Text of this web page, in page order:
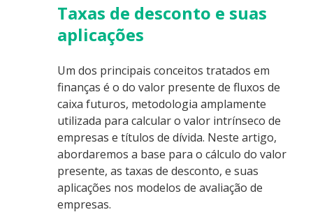
Taxas de desconto e suas
aplicações
Um dos principais conceitos tratados em
finanças é o do valor presente de fluxos de
caixa futuros, metodologia amplamente
utilizada para calcular o valor intrínseco de
empresas e títulos de dívida. Neste artigo,
abordaremos a base para o cálculo do valor
presente, as taxas de desconto, e suas
aplicações nos modelos de avaliação de
empresas.